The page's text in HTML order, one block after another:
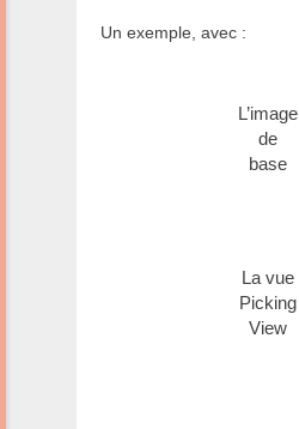
Un exemple, avec :
L’image
de
base
La vue
Picking
View